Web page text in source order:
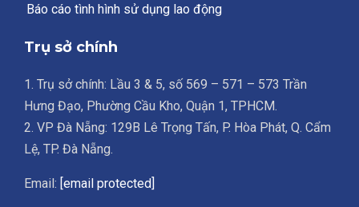
Báo cáo tình hình sử dụng lao động
Trụ sở chính
1. Trụ sở chính: Lầu 3 & 5, số 569 – 571 – 573 Trần
Hưng Đạo, Phường Cầu Kho, Quận 1, TPHCM.
2. VP Đà Nẵng: 129B Lê Trọng Tấn, P. Hòa Phát, Q. Cẩm
Lệ, TP. Đà Nẵng.
Email: [email protected]